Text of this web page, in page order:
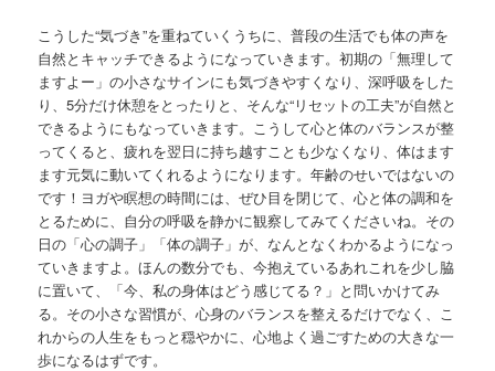
こうした“気づき”を重ねていくうちに、普段の生活でも体の声を
自然とキャッチできるようになっていきます。初期の「無理して
ますよー」の小さなサインにも気づきやすくなり、深呼吸をした
り、5分だけ休憩をとったりと、そんな“リセットの工夫”が自然と
できるようにもなっていきます。 こうして心と体のバランスが整
ってくると、疲れを翌日に持ち越すことも少なくなり、体はます
ます元気に動いてくれるようになります。年齢のせいではないの
です！ヨガや瞑想の時間には、ぜひ目を閉じて、心と体の調和を
とるために、自分の呼吸を静かに観察してみてくださいね。 その
日の「心の調子」「体の調子」が、 なんとなくわかるようになっ
ていきますよ。ほんの数分でも、今抱えているあれこれを少し脇
に置いて、「今、私の身体はどう感じてる？」と問いかけてみ
る。 その小さな習慣が、心身のバランスを整えるだけでなく、 こ
れからの人生をもっと穏やかに、心地よく過ごすための大きな一
歩になるはずです。